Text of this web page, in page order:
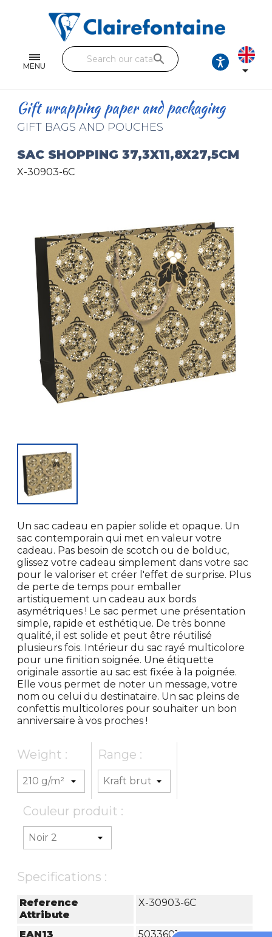
MENU
Single and double sheets
Fine arts
Handicraft
Pencil cases & Leather goods
search

Gift wrapping paper and packaging
GIFT BAGS AND POUCHES
SAC SHOPPING 37,3X11,8X27,5CM
X-30903-6C
Un sac cadeau en papier solide et opaque. Un
sac contemporain qui met en valeur votre
cadeau. Pas besoin de scotch ou de bolduc,
glissez votre cadeau simplement dans votre sac
pour le valoriser et créer l'effet de surprise. Plus
de perte de temps pour emballer
artistiquement un cadeau aux bords
asymétriques ! Le sac permet une présentation
simple, rapide et esthétique. De très bonne
qualité, il est solide et peut être réutilisé
plusieurs fois. Intérieur du sac rayé multicolore
pour une finition soignée. Une étiquette
originale assortie au sac est fixée à la poignée.
Elle vous permet de noter un message, votre
nom ou celui du destinataire. Un sac pleins de
confettis multicolores pour souhaiter un bon
anniversaire à vos proches !
Weight : Range :
Couleur produit :
Specifications :
Reference
Attribute
X-30903-6C
EAN13
5033601004943